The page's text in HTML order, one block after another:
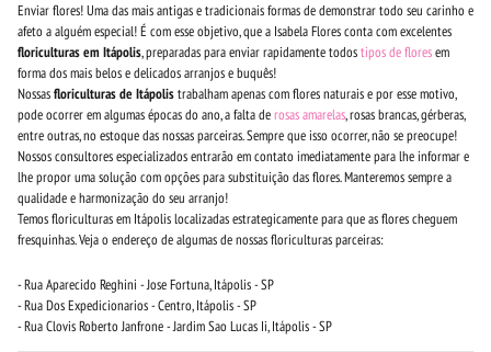
Enviar flores! Uma das mais antigas e tradicionais formas de demonstrar todo seu carinho e
afeto a alguém especial! É com esse objetivo, que a Isabela Flores conta com excelentes
floriculturas em Itápolis, preparadas para enviar rapidamente todostipos de floresem
forma dos mais belos e delicados arranjos e buquês!
Nossasfloriculturas de Itápolistrabalham apenas com flores naturais e por esse motivo,
pode ocorrer em algumas épocas do ano, a falta derosas amarelas, rosas brancas, gérberas,
entre outras, no estoque das nossas parceiras. Sempre que isso ocorrer, não se preocupe!
Nossos consultores especializados entrarão em contato imediatamente para lhe informar e
lhe propor uma solução com opções para substituição das flores. Manteremos sempre a
qualidade e harmonização do seu arranjo!
Temos floriculturas em Itápolis localizadas estrategicamente para que as flores cheguem
fresquinhas. Veja o endereço de algumas de nossas floriculturas parceiras:
- Rua Aparecido Reghini - Jose Fortuna, Itápolis - SP
- Rua Dos Expedicionarios - Centro, Itápolis - SP
- Rua Clovis Roberto Janfrone - Jardim Sao Lucas Ii, Itápolis - SP